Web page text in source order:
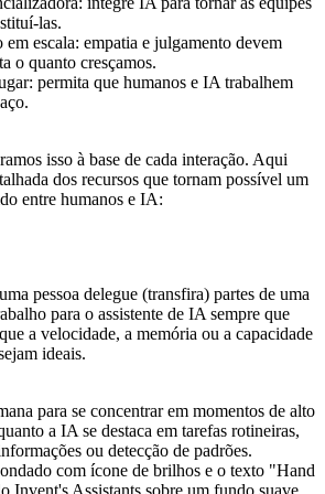
las.
escala: empatia e julgamento devem
o quanto cresçamos.
permita que humanos e IA trabalhem
isso à base de cada interação. Aqui
dos recursos que tornam possível um
entre humanos e IA:
pessoa delegue (transfira) partes de uma
para o assistente de IA sempre que
a velocidade, a memória ou a capacidade
ideais.
para se concentrar em momentos de alto
a IA se destaca em tarefas rotineiras,
ou detecção de padrões.